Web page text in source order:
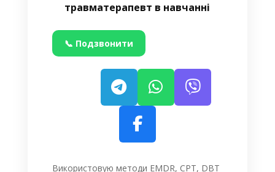
травматерапевт в навчанні
📞 Подзвонити
Використовую методи EMDR, CPT, DBT